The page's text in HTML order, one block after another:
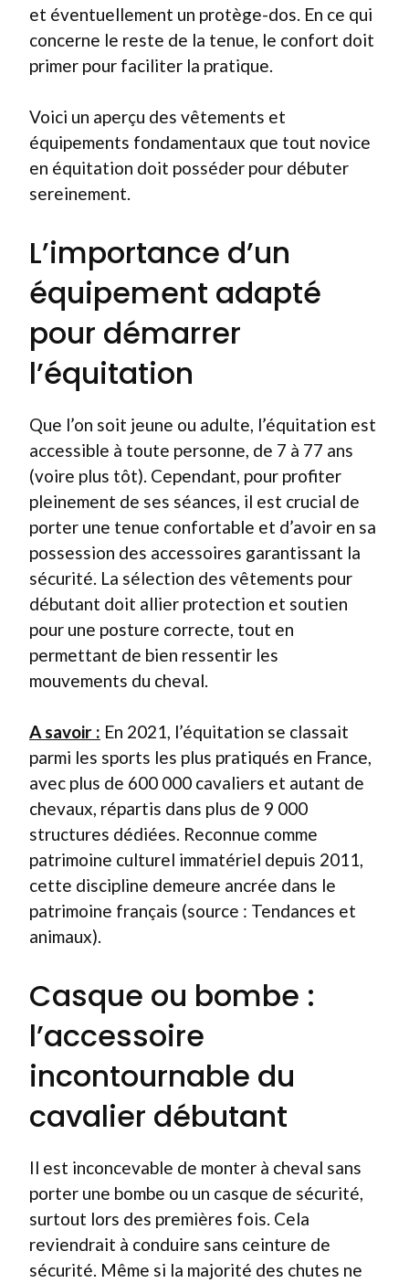
et éventuellement un protège-dos. En ce qui
concerne le reste de la tenue, le confort doit
primer pour faciliter la pratique.
Voici un aperçu des vêtements et
équipements fondamentaux que tout novice
en équitation doit posséder pour débuter
sereinement.
L’importance d’un
équipement adapté
pour démarrer
l’équitation
Que l’on soit jeune ou adulte, l’équitation est
accessible à toute personne, de 7 à 77 ans
(voire plus tôt). Cependant, pour profiter
pleinement de ses séances, il est crucial de
porter une tenue confortable et d’avoir en sa
possession des accessoires garantissant la
sécurité. La sélection des vêtements pour
débutant doit allier protection et soutien
pour une posture correcte, tout en
permettant de bien ressentir les
mouvements du cheval.
A savoir : En 2021, l’équitation se classait
parmi les sports les plus pratiqués en France,
avec plus de 600 000 cavaliers et autant de
chevaux, répartis dans plus de 9 000
structures dédiées. Reconnue comme
patrimoine culturel immatériel depuis 2011,
cette discipline demeure ancrée dans le
patrimoine français (source : Tendances et
animaux).
Casque ou bombe :
l’accessoire
incontournable du
cavalier débutant
Il est inconcevable de monter à cheval sans
porter une bombe ou un casque de sécurité,
surtout lors des premières fois. Cela
reviendrait à conduire sans ceinture de
sécurité. Même si la majorité des chutes ne